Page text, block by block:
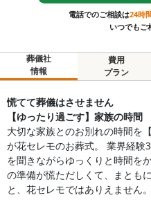
電話でのご相談は24時
いつでもご
葬儀社
情報
費用
プラン
慌てて葬儀はさせません
【ゆったり過ごす】家族の時間
大切な家族とのお別れの時間を
が花セレモのお葬式。 業界経験
を聞きながらゆっくりと時間を
の準備が慌ただしくて、まとも
と、花セレモではありえません。